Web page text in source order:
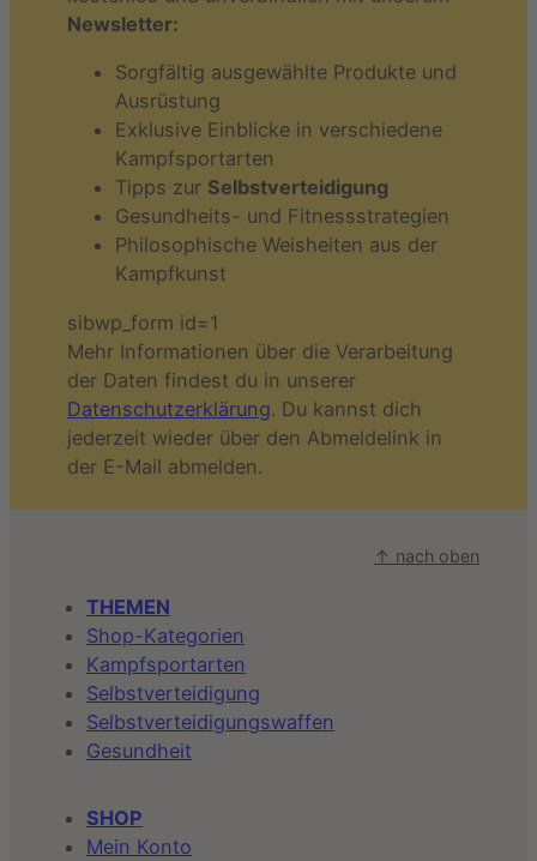
Newsletter:
Sorgfältig ausgewählte Produkte und
Ausrüstung
Exklusive Einblicke in verschiedene
Kampfsportarten
Tipps zur Selbstverteidigung
Gesundheits- und Fitnessstrategien
Philosophische Weisheiten aus der
Kampfkunst
sibwp_form id=1
Mehr Informationen über die Verarbeitung
der Daten findest du in unserer
Datenschutzerklärung. Du kannst dich
jederzeit wieder über den Abmeldelink in
der E-Mail abmelden.
↑ nach oben
THEMEN
Shop-Kategorien
Kampfsportarten
Selbstverteidigung
Selbstverteidigungswaffen
Gesundheit
SHOP
Mein Konto